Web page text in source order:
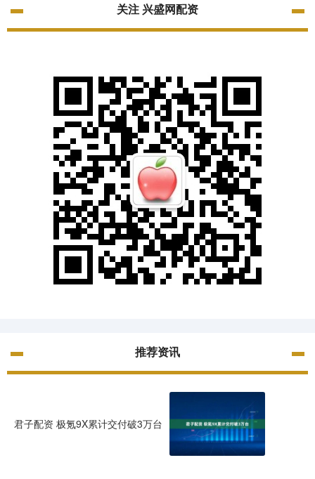
关注 兴盛网配资
推荐资讯
君子配资 极氪9X累计交付破3万台